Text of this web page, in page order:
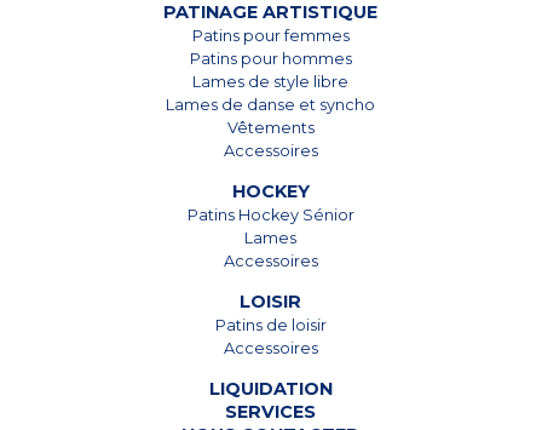
7825, Boul. Taschereau
Brossard, Qc
J4Y 1A4
450 678-5442
PATINAGE ARTISTIQUE
Patins pour femmes
Patins pour hommes
Lames de style libre
Lames de danse et syncho
Vêtements
Accessoires
HOCKEY
Patins Hockey Sénior
Lames
Accessoires
LOISIR
Patins de loisir
Accessoires
LIQUIDATION
SERVICES
7825, Boul. Taschereau
Brossard, Qc
J4Y 1A4
450 678-5442